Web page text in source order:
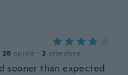
28 opinie · 2 przesłane
sooner than expected